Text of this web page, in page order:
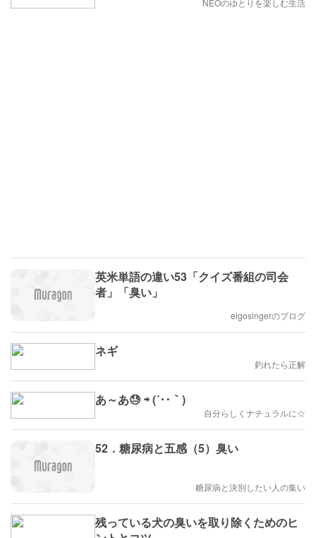
英米単語の違い53「クイズ番組の司会
者」「臭い」
eigosingerのブログ
ネギ
釣れたら正解
あ～あ😓 ⇨ (´･･｀)
自分らしくナチュラルに☆
52．糖尿病と五感（5）臭い
糖尿病と決別したい人の集い
残っている犬の臭いを取り除くためのヒ